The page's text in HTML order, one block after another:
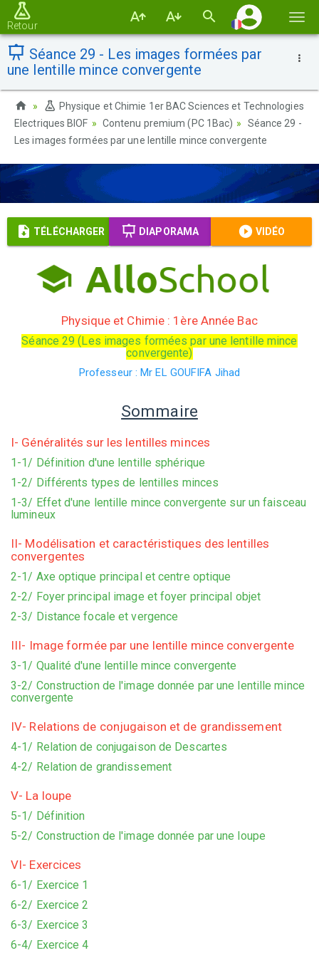
la
Retour
Séance 29 - Les images formées par
une lentille mince convergente
Physique et Chimie 1er BAC Sciences et Technologies
Electriques BIOF
Contenu premium (PC 1Bac)
Séance 29 -
Les images formées par une lentille mince convergente
TÉLÉCHARGER DIAPORAMA VIDÉO
Physique et Chimie : 1ère Année Bac
Séance 29 (Les images formées par une lentille mince
convergente)
Professeur : Mr EL GOUFIFA Jihad
Sommaire
I- Généralités sur les lentilles minces
1-1/ Définition d'une lentille sphérique
1-2/ Différents types de lentilles minces
1-3/ Effet d'une lentille mince convergente sur un faisceau
lumineux
II- Modélisation et caractéristiques des lentilles
convergentes
2-1/ Axe optique principal et centre optique
2-2/ Foyer principal image et foyer principal objet
2-3/ Distance focale et vergence
III- Image formée par une lentille mince convergente
3-1/ Qualité d'une lentille mince convergente
3-2/ Construction de l'image donnée par une lentille mince
convergente
IV- Relations de conjugaison et de grandissement
4-1/ Relation de conjugaison de Descartes
4-2/ Relation de grandissement
V- La loupe
5-1/ Définition
5-2/ Construction de l'image donnée par une loupe
VI- Exercices
6-1/ Exercice 1
6-2/ Exercice 2
6-3/ Exercice 3
6-4/ Exercice 4